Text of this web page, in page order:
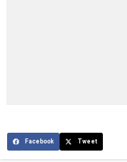
Facebook Tweet